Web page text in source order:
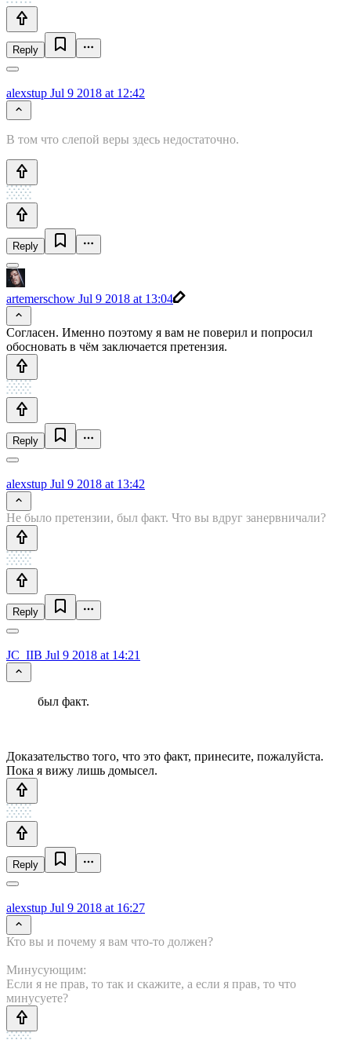
Reply
alexstup Jul 9 2018 at 12:42
В том что слепой веры здесь недостаточно.
Reply
artemerschow Jul 9 2018 at 13:04
Согласен. Именно поэтому я вам не поверил и попросил
обосновать в чём заключается претензия.
Reply
alexstup Jul 9 2018 at 13:42
Не было претензии, был факт. Что вы вдруг занервничали?
Reply
JC_IIB Jul 9 2018 at 14:21
был факт.
Доказательство того, что это факт, принесите, пожалуйста.
Пока я вижу лишь домысел.
Reply
alexstup Jul 9 2018 at 16:27
Кто вы и почему я вам что-то должен?
Минусующим:
Если я не прав, то так и скажите, а если я прав, то что
минусуете?